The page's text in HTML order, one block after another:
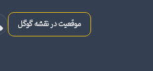
موقعیت در نقشه گوگل